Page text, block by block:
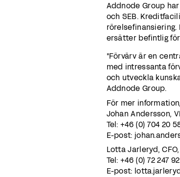
Addnode Group
och SEB.
rörelsefinansiering.
ersätter befintlig
"Förvärv är en
med intressanta
och utveckla
Addnode Group.
För mer
Johan Andersson,
Tel: +46 (0) 704 20
E-post:
Lotta Jarleryd,
Tel: +46 (0) 72 247 92
E-post: